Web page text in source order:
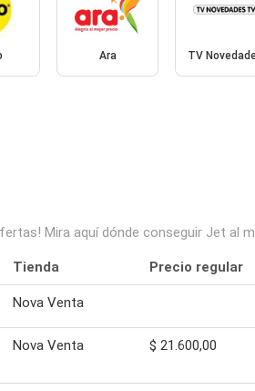
Ara TV
Mira aquí dónde conseguir Jet al
Tienda Precio regular
Nova Venta
Nova Venta $ 21.600,00